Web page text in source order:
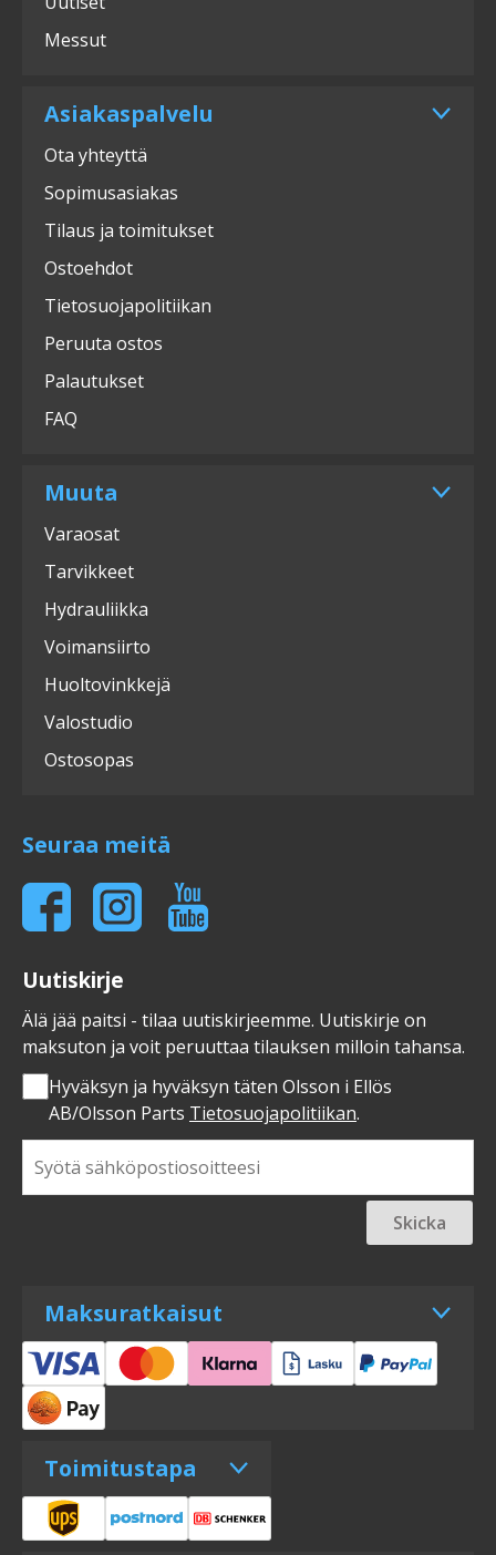
Messut
Asiakaspalvelu
Ota yhteyttä
Sopimusasiakas
Tilaus ja toimitukset
Ostoehdot
Tietosuojapolitiikan
Peruuta ostos
Palautukset
FAQ
Muuta
Varaosat
Tarvikkeet
Hydrauliikka
Voimansiirto
Huoltovinkkejä
Valostudio
Ostosopas
Seuraa meitä
Uutiskirje
Älä jää paitsi - tilaa uutiskirjeemme. Uutiskirje on
maksuton ja voit peruuttaa tilauksen milloin tahansa.
Hyväksyn ja hyväksyn täten Olsson i Ellös
AB/Olsson Parts Tietosuojapolitiikan.
Skicka
Maksuratkaisut
Toimitustapa